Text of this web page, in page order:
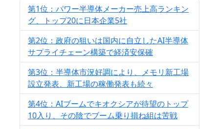
第1位：パワー半導体メーカー売上高ランキン
グ、トップ20に日本企業5社
第2位：政府の狙いは国内に自立したAI半導体
サプライチェーン構築で経済安保確
第3位：半導体市況好調により、メモリ新工場
設立発表、新工場の稼働発表も続々
第4位：AIブームでキオクシアが待望のトップ
10入り、その陰でブーム乗り損ね組は苦戦